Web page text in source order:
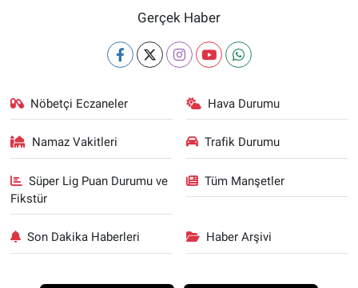
Gerçek Haber
Nöbetçi Eczaneler Hava Durumu
Namaz Vakitleri Trafik Durumu
Süper Lig Puan Durumu ve
Fikstür
Tüm Manşetler
Son Dakika Haberleri Haber Arşivi